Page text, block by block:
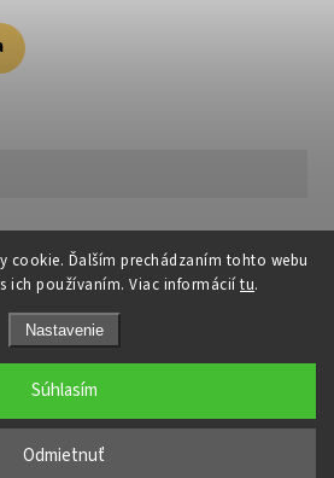
cookie. Ďalším prechádzaním tohto webu
ich používaním. Viac informácií tu.
Nastavenie
Odmietnuť
Súhlasím
. Všetky práva vyhradené.
a nakódovalShoptak.cz